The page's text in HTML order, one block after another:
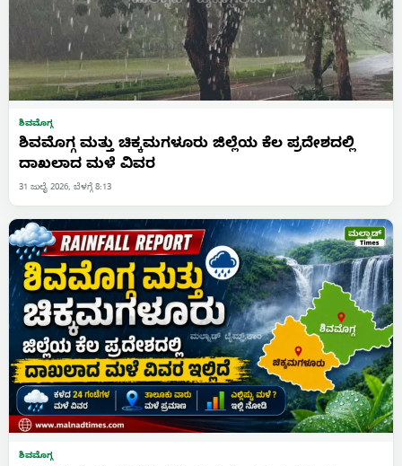
ಶಿವಮೊಗ್ಗ
ಶಿವಮೊಗ್ಗ ಮತ್ತು ಚಿಕ್ಕಮಗಳೂರು ಜಿಲ್ಲೆಯ ಕೆಲ ಪ್ರದೇಶದಲ್ಲಿ
ದಾಖಲಾದ ಮಳೆ ವಿವರ
31 ಜುಲೈ 2026, ಬೆಳಗ್ಗೆ 8:13
ಶಿವಮೊಗ್ಗ